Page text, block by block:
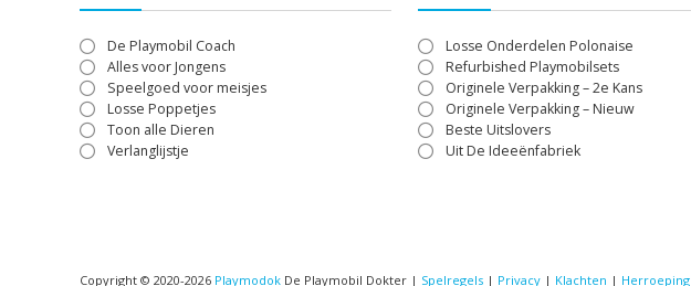
De Playmobil Coach
Alles voor Jongens
Speelgoed voor meisjes
Losse Poppetjes
Toon alle Dieren
Verlanglijstje
Losse Onderdelen Polonaise
Refurbished Playmobilsets
Originele Verpakking – 2e Kans
Originele Verpakking – Nieuw
Beste Uitslovers
Uit De Ideeënfabriek
Copyright © 2020-2026 Playmodok De Playmobil Dokter | Spelregels | Privacy | Klachten | Herroeping